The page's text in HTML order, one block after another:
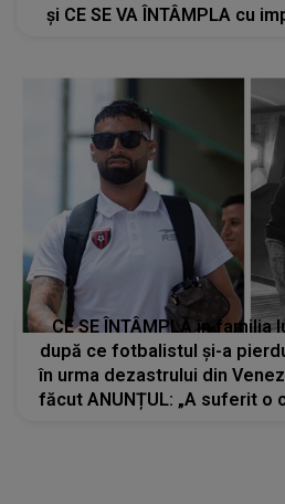
și CE SE VA ÎNTÂMPLA cu
CE SE ÎNTÂMPLĂ în familia
după ce fotbalistul și-a
în urma dezastrului din
făcut ANUNȚUL: „A suferit o